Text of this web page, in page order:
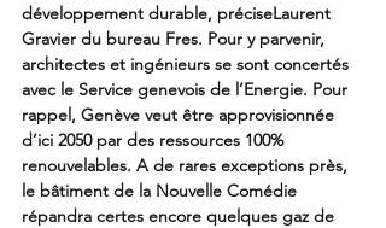
développement durable, préciseLaurent
Gravier du bureau Fres. Pour y parvenir,
architectes et ingénieurs se sont concertés
avec le Service genevois de l’Energie. Pour
rappel, Genève veut être approvisionnée
d’ici 2050 par des ressources 100%
renouvelables. A de rares exceptions près,
le bâtiment de la Nouvelle Comédie
répandra certes encore quelques gaz de